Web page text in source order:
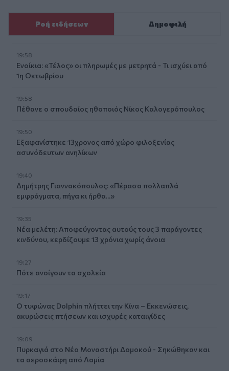
Ροή ειδήσεων Δημοφιλή
19:58
Ενοίκια: «Τέλος» οι πληρωμές με μετρητά - Τι ισχύει από
1η Οκτωβρίου
19:58
Πέθανε ο σπουδαίος ηθοποιός Νίκος Καλογερόπουλος
19:50
Εξαφανίστηκε 13χρονος από χώρο φιλοξενίας
ασυνόδευτων ανηλίκων
19:40
Δημήτρης Γιαννακόπουλος: «Πέρασα πολλαπλά
εμφράγματα, πήγα κι ήρθα...»
19:35
Νέα μελέτη: Αποφεύγοντας αυτούς τους 3 παράγοντες
κινδύνου, κερδίζουμε 13 χρόνια χωρίς άνοια
19:27
Πότε ανοίγουν τα σχολεία
19:17
Ο τυφώνας Dolphin πλήττει την Κίνα – Εκκενώσεις,
ακυρώσεις πτήσεων και ισχυρές καταιγίδες
19:09
Πυρκαγιά στο Νέο Μοναστήρι Δομοκού - Σηκώθηκαν και
τα αεροσκάφη από Λαμία